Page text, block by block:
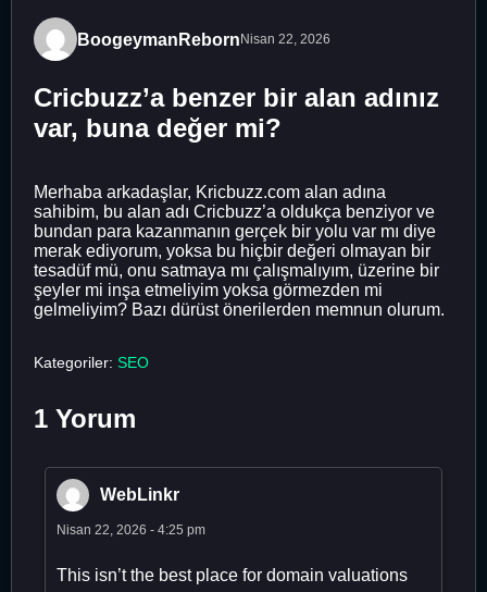
BoogeymanReborn Nisan 22, 2026
Cricbuzz’a benzer bir alan adınız
var, buna değer mi?
Merhaba arkadaşlar, Kricbuzz.com alan adına
sahibim, bu alan adı Cricbuzz’a oldukça benziyor ve
bundan para kazanmanın gerçek bir yolu var mı diye
merak ediyorum, yoksa bu hiçbir değeri olmayan bir
tesadüf mü, onu satmaya mı çalışmalıyım, üzerine bir
şeyler mi inşa etmeliyim yoksa görmezden mi
gelmeliyim? Bazı dürüst önerilerden memnun olurum.
Kategoriler: SEO
1 Yorum
WebLinkr
Nisan 22, 2026 - 4:25 pm
This isn’t the best place for domain valuations